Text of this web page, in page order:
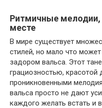
Ритмичные
месте
В мире существует
стилей, но мало что может
задором вальса. Этот
грациозностью, красотой
проникновенными
вальса просто не дают
каждого желать встать и